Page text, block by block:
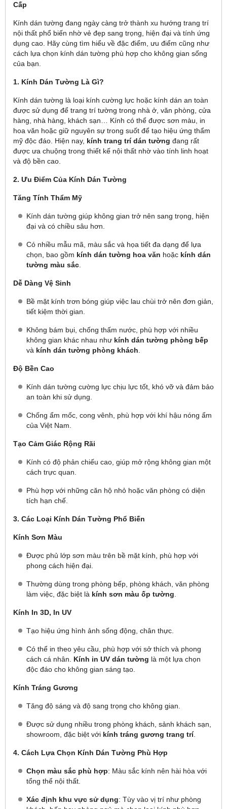
Cấp
Kính dán tường đang ngày càng trở thành xu hướng trang trí
nội thất phổ biến nhờ vẻ đẹp sang trọng, hiện đại và tính ứng
dụng cao. Hãy cùng tìm hiểu về đặc điểm, ưu điểm cũng như
cách lựa chọn kính dán tường phù hợp cho không gian sống
của bạn.
1. Kính Dán Tường Là Gì?
Kính dán tường là loại kính cường lực hoặc kính dán an toàn
được sử dụng để trang trí tường trong nhà ở, văn phòng, cửa
hàng, nhà hàng, khách sạn… Kính có thể được sơn màu, in
hoa văn hoặc giữ nguyên sự trong suốt để tạo hiệu ứng thẩm
mỹ độc đáo. Hiện nay, kính trang trí dán tường đang rất
được ưa chuộng trong thiết kế nội thất nhờ vào tính linh hoạt
và độ bền cao.
2. Ưu Điểm Của Kính Dán Tường
Tăng Tính Thẩm Mỹ
Kính dán tường giúp không gian trở nên sang trọng, hiện
đại và có chiều sâu hơn.
Có nhiều mẫu mã, màu sắc và họa tiết đa dạng để lựa
chọn, bao gồm kính dán tường hoa văn hoặc kính dán
tường màu sắc
Dễ Dàng Vệ Sinh
Bề mặt kính trơn bóng giúp việc lau chùi trở nên đơn giản,
tiết kiệm thời gian.
Không bám bụi, chống thấm nước, phù hợp với nhiều
không gian khác nhau như kính dán tường phòng bếp
và kính dán tường phòng khách
Độ Bền Cao
Kính dán tường cường lực chịu lực tốt, khó vỡ và đảm bảo
an toàn khi sử dụng.
Chống ẩm mốc, cong vênh, phù hợp với khí hậu nóng ẩm
của Việt Nam.
Tạo Cảm Giác Rộng Rãi
Kính có độ phản chiếu cao, giúp mở rộng không gian một
cách trực quan.
Phù hợp với những căn hộ nhỏ hoặc văn phòng có diện
tích hạn chế.
3. Các Loại Kính Dán Tường Phổ Biến
Kính Sơn Màu
Được phủ lớp sơn màu trên bề mặt kính, phù hợp với
phong cách hiện đại.
Thường dùng trong phòng bếp, phòng khách, văn phòng
làm việc, đặc biệt là kính sơn màu ốp tường
Kính In 3D, In UV
Tạo hiệu ứng hình ảnh sống động, chân thực.
Có thể in theo yêu cầu, phù hợp với sở thích và phong
cách cá nhân. Kính in UV dán tường là một lựa chọn
độc đáo cho không gian sáng tạo.
Kính Tráng Gương
Tăng độ sáng và độ sang trọng cho không gian.
Được sử dụng nhiều trong phòng khách, sảnh khách sạn,
showroom, đặc biệt với kính tráng gương trang trí.
4. Cách Lựa Chọn Kính Dán Tường Phù Hợp
Chọn màu sắc phù hợp: Màu sắc kính nên hài hòa với
tổng thể nội thất.
Xác định khu vực sử dụng: Tùy vào vị trí như phòng